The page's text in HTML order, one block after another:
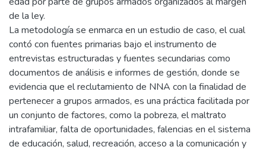
de la ley.
La metodología se enmarca en un estudio de caso, el cual
contó con fuentes primarias bajo el instrumento de
entrevistas estructuradas y fuentes secundarias como
documentos de análisis e informes de gestión, donde se
evidencia que el reclutamiento de NNA con la finalidad de
pertenecer a grupos armados, es una práctica facilitada por
un conjunto de factores, como la pobreza, el maltrato
intrafamiliar, falta de oportunidades, falencias en el sistema
de educación, salud, recreación, acceso a la comunicación y